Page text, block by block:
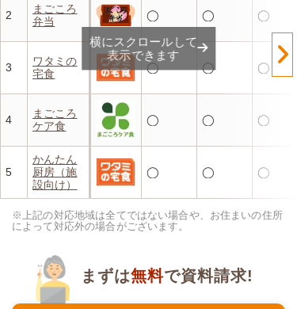
2
まごころ
弁当
◯ ◯ ◯
3
ワタミの
宅食
◯ ◯ ◯
4
まごころ
ケア食
◯ ◯ ◯
5
かんたん
厨房（施
設向け）
◯ ◯ ◯
横にスクロールして
表示できます
※上記の対応地域は全てではない場合や、お住まいの住所
によって対応外の場合がございます。
まずは無料で資料請求!